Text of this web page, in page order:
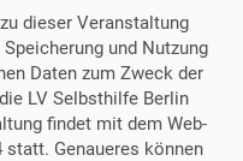
dieser Veranstaltung
und Nutzung
Daten zum Zweck der
LV Selbsthilfe Berlin
findet mit dem Web-
Genaueres können